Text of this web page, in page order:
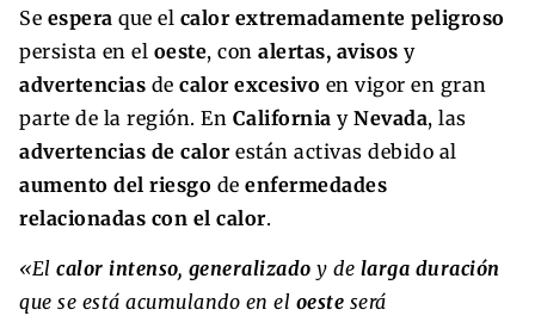
Se espera que el calor extremadamente peligroso
persista en el oeste, con alertas, avisos y
advertencias de calor excesivo en vigor en gran
parte de la región. En California y Nevada, las
advertencias de calorestán activas debido al
aumento del riesgo de enfermedades
relacionadas con el calor.
«El calor intenso, generalizado y de larga duración
que se está acumulando en el oeste será